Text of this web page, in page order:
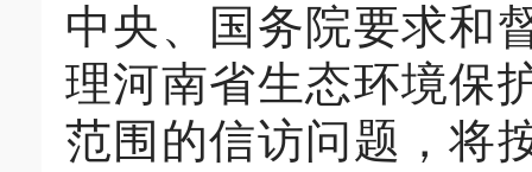
中央、国务院要求和
理河南省生态环境保
范围的信访问题，将